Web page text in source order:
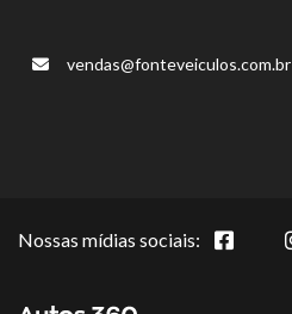
vendas@fonteveiculos.com.br
Nossas mídias sociais: